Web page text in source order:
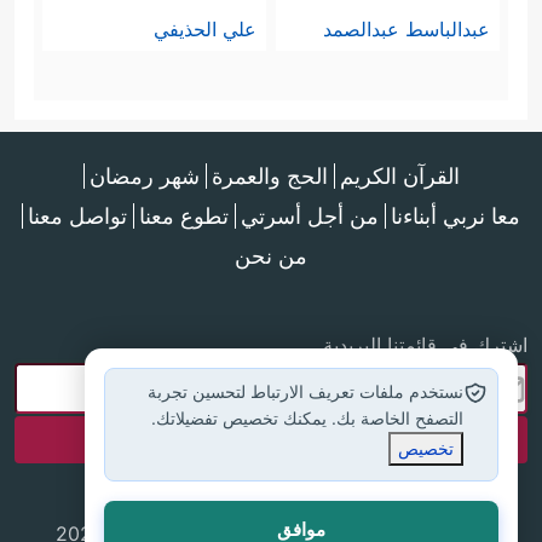
عبدالباسط عبدالصمد علي الحذيفي
القرآن الكريم الحج والعمرة شهر رمضان
معا نربي أبناءنا من أجل أسرتي تطوع معنا تواصل معنا
من نحن
اشترك في قائمتنا البريدية
جميع الحقوق محفوظة لموقع إسلام أون لاين © 2025
نستخدم ملفات تعريف الارتباط لتحسين تجربة
التصفح الخاصة بك. يمكنك تخصيص تفضيلاتك.
تخصيص
موافق